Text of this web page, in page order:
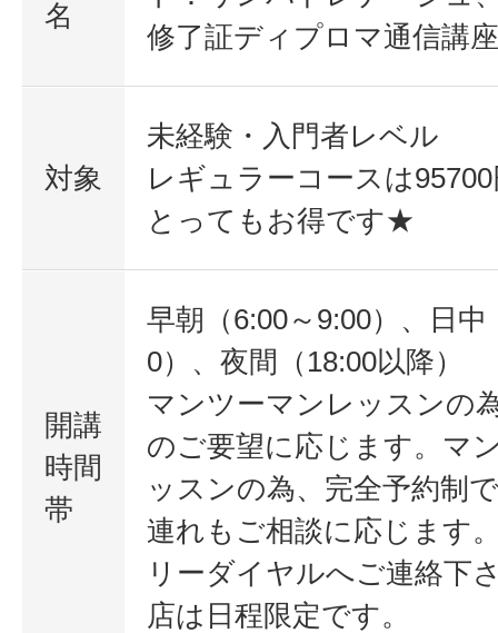
名
修了証ディプロマ通信講
対象
未経験・入門者レベル
レギュラーコースは
とってもお得です★
開講
時間
帯
早朝（6:00～9:00）、日中
0）、夜間（18:00以降）
マンツーマンレッスンの
のご要望に応じます。マ
ッスンの為、完全予約制
連れもご相談に応じます
リーダイヤルへご連絡下
店は日程限定です。